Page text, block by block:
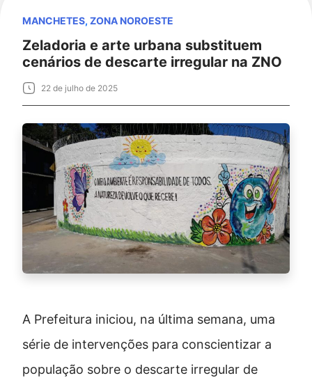
MANCHETES, ZONA NOROESTE
Zeladoria e arte urbana substituem
cenários de descarte irregular na ZNO
22 de julho de 2025
A Prefeitura iniciou, na última semana, uma
série de intervenções para conscientizar a
população sobre o descarte irregular de